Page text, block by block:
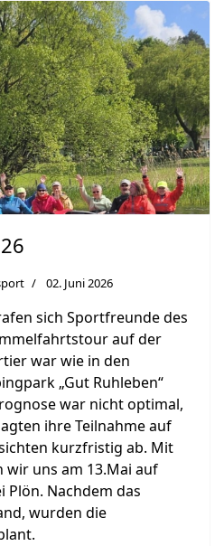
02. Juni 2026
sich Sportfreunde des
auf der
war wie in den
„Gut Ruhleben“
war nicht optimal,
ihre Teilnahme auf
kurzfristig ab. Mit
wir uns am 13.Mai auf
Plön. Nachdem das
wurden die